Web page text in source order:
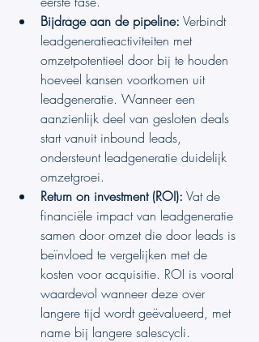
Bijdrage aan de pipeline: Verbindt
leadgeneratieactiviteiten met
omzetpotentieel door bij te houden
hoeveel kansen voortkomen uit
leadgeneratie. Wanneer een
aanzienlijk deel van gesloten deals
start vanuit inbound leads,
ondersteunt leadgeneratie duidelijk
omzetgroei.
Return on investment (ROI): Vat de
financiële impact van leadgeneratie
samen door omzet die door leads is
beïnvloed te vergelijken met de
kosten voor acquisitie. ROI is vooral
waardevol wanneer deze over
langere tijd wordt geëvalueerd, met
name bij langere salescycli.